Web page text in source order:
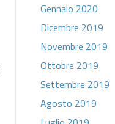
Gennaio 2020
Dicembre 2019
Novembre 2019
Ottobre 2019
Settembre 2019
Agosto 2019